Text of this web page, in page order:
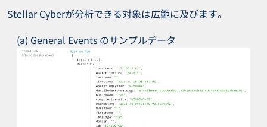
Stellar Cyberが分析できる対象は広範に及びます。
(a) General Events のサンプルデータ